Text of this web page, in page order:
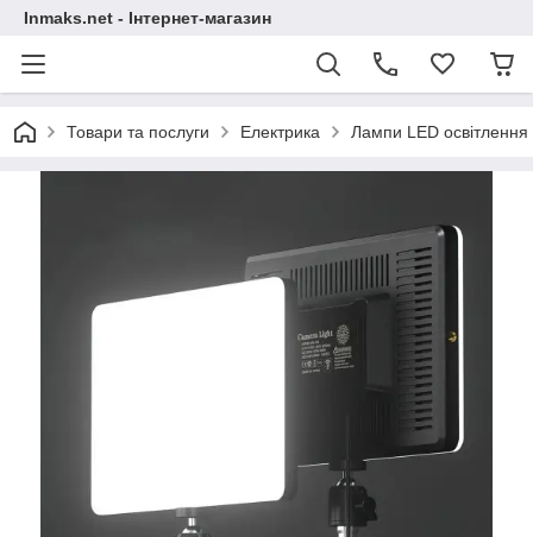
Inmaks.net - Інтернет-магазин
Товари та послуги Електрика Лампи LED освітлення